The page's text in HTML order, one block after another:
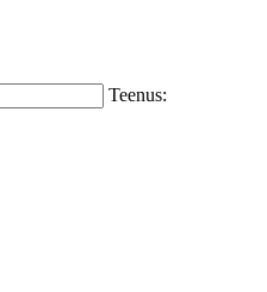
Teenus: